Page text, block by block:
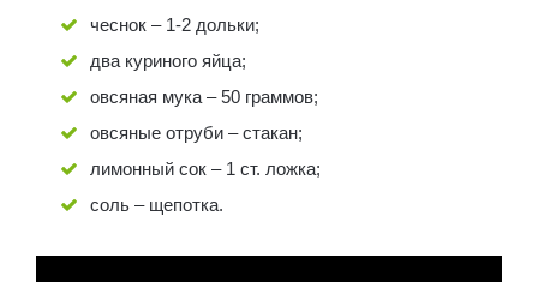
чеснок – 1-2 дольки;
два куриного яйца;
овсяная мука – 50 граммов;
овсяные отруби – стакан;
лимонный сок – 1 ст. ложка;
соль – щепотка.